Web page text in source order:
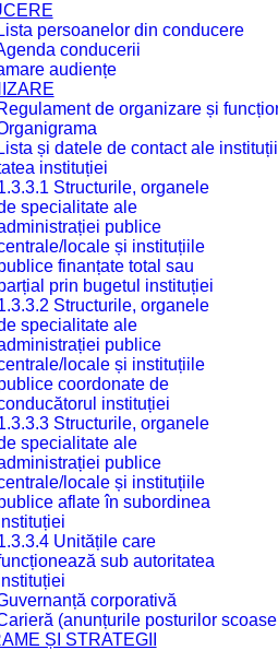
persoanelor din conducere
conducerii
audiențe
de organizare și
și datele de contact ale
instituției
Structurile, organele
specialitate ale
publice
locale și instituțiile
finanțate total sau
prin bugetul instituției
Structurile, organele
specialitate ale
publice
locale și instituțiile
coordonate de
instituției
Structurile, organele
specialitate ale
publice
locale și instituțiile
aflate în subordinea
Unitățile care
sub autoritatea
corporativă
(anunțurile posturilor
ȘI STRATEGII